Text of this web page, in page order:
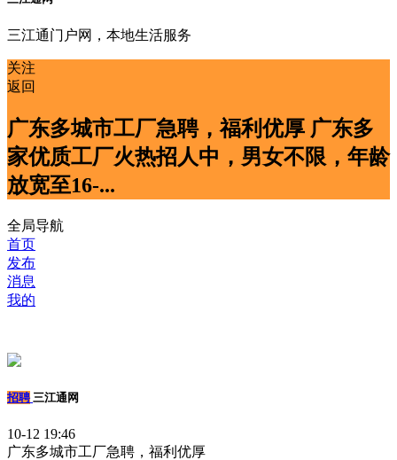
三江通门户网，本地生活服务
关注
返回
广东多城市工厂急聘，福利优厚 广东多
家优质工厂火热招人中，男女不限，年龄
放宽至16-...
全局导航
首页
发布
消息
我的
招聘 三江通网
10-12 19:46
广东多城市工厂急聘，福利优厚